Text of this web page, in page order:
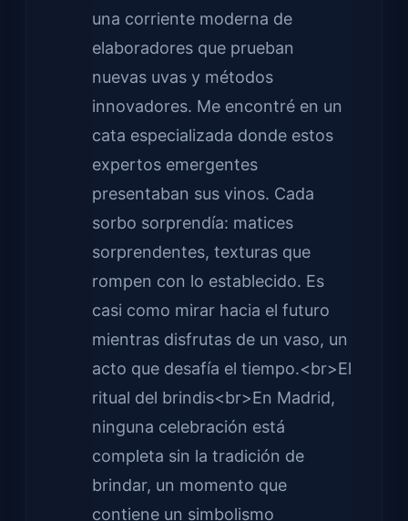
una corriente moderna de
elaboradores que prueban
nuevas uvas y métodos
innovadores. Me encontré en un
cata especializada donde estos
expertos emergentes
presentaban sus vinos. Cada
sorbo sorprendía: matices
sorprendentes, texturas que
rompen con lo establecido. Es
casi como mirar hacia el futuro
mientras disfrutas de un vaso, un
acto que desafía el tiempo.<br>El
ritual del brindis<br>En Madrid,
ninguna celebración está
completa sin la tradición de
brindar, un momento que
contiene un simbolismo